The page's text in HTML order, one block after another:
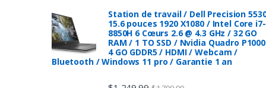
Station de travail / Dell Precision
15.6 pouces 1920 X1080 / Intel Core i7-
8850H 6 Cœurs 2.6 @ 4.3 GHz / 32 GO
RAM / 1 TO SSD / Nvidia Quadro P1000
4 GO GDDR5 / HDMI / Webcam /
Bluetooth / Windows 11 pro / Garantie 1 an